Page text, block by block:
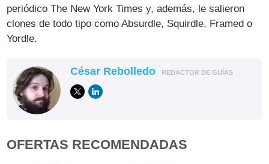
periódico The New York Times y, además, le salieron
clones de todo tipo como Absurdle, Squirdle, Framed o
Yordle.
César Rebolledo REDACTOR DE GUÍAS
OFERTAS RECOMENDADAS